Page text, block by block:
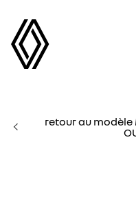
retour au modèle